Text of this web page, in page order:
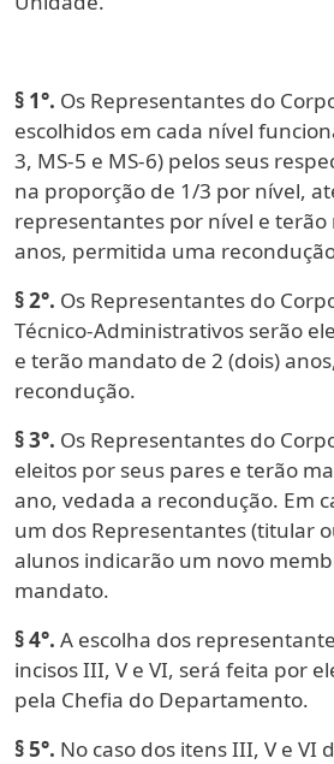
§ 1°. Os Representantes do
escolhidos em cada nível
3, MS-5 e MS-6) pelos seus
na proporção de 1/3 por nível,
representantes por nível e terão
anos, permitida uma
§ 2°. Os Representantes do
Técnico-Administrativos serão
e terão mandato de 2 (dois)
recondução.
§ 3°. Os Representantes do
eleitos por seus pares e terão
ano, vedada a recondução. Em
um dos Representantes (titular
alunos indicarão um novo
mandato.
§ 4°. A escolha dos
incisos III, V e VI, será feita por
pela Chefia do Departamento.
§ 5°. No caso dos itens III, V e VI